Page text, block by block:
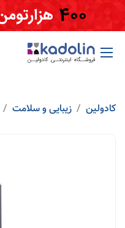
Skip to Content
کادولین زیبایی و سلامت